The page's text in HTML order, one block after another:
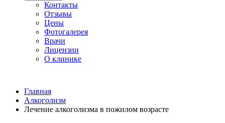
Контакты
Отзывы
Цены
Фотогалерея
Врачи
Лицензии
О клинике
Главная
Алкоголизм
Лечение алкоголизма в пожилом возрасте